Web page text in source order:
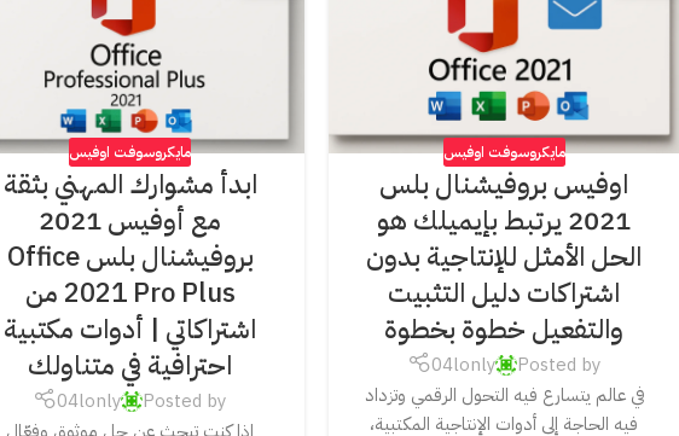
مايكروسوفت اوفيس
اوفيس بروفيشنال بلس
2021 يرتبط بإيميلك هو
الحل الأمثل للإنتاجية بدون
اشتراكات دليل التثبيت
والتفعيل خطوة بخطوة
Posted by
04lonly
في عالم يتسارع فيه التحول الرقمي وتزداد
فيه الحاجة إلى أدوات الإنتاجية المكتبية،
مايكروسوفت اوفيس
ابدأ مشوارك المهني بثقة
مع أوفيس 2021
بروفيشنال بلس Office
2021 Pro Plus من
اشتراكاتي | أدوات مكتبية
احترافية في متناولك
Posted by
04lonly